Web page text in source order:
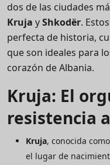
dos de las ciudades
Kruja yShkodër.
perfecta de historia,
que son ideales para
corazón de Albania.
Kruja: El
resistencia
Kruja, conocida
el lugar de